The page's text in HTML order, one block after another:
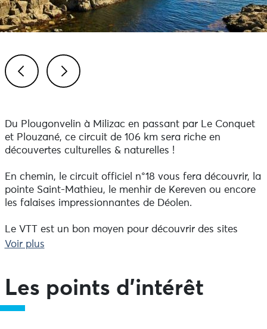
Du Plougonvelin à Milizac en passant par Le Conquet
et Plouzané, ce circuit de 106 km sera riche en
découvertes culturelles & naturelles !
En chemin, le circuit officiel n°18 vous fera découvrir, la
pointe Saint-Mathieu, le menhir de Kereven ou encore
les falaises impressionnantes de Déolen.
Le VTT est un bon moyen pour découvrir des sites
marquants l'histoire de notre Pays d'Iroise ! Partez à
18 circuits VTT vous guident à travers la campagne ou
sur la côte du Pays d'Iroise.
Voir plus
Les points d'intérêt